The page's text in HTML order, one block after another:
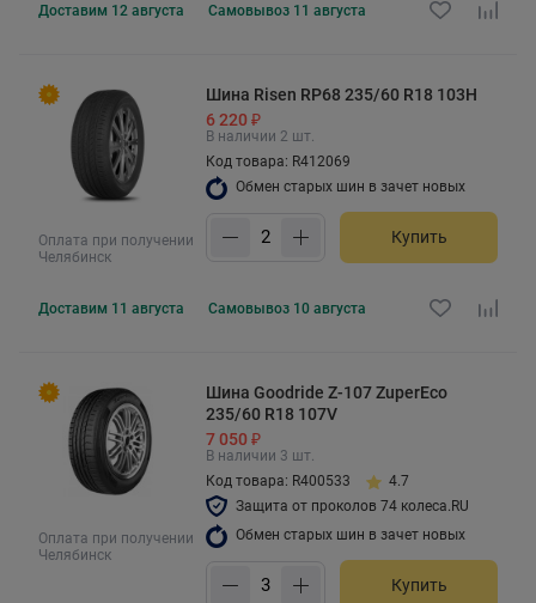
Доставим 12 августа Самовывоз 11 августа
Оплата при получении
Челябинск
Шина Risen RP68 235/60 R18 103H
6 220 ₽
В наличии 2 шт.
Код товара: R412069
Обмен старых шин в зачет новых
Купить
Доставим 11 августа Самовывоз 10 августа
Оплата при получении
Челябинск
Шина Goodride Z-107 ZuperEco
235/60 R18 107V
7 050 ₽
В наличии 3 шт.
Код товара: R400533
4.7
Защита от проколов 74 колеса.RU
Обмен старых шин в зачет новых
Купить